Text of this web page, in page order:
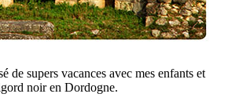
de supers vacances avec mes enfants et
noir en Dordogne.